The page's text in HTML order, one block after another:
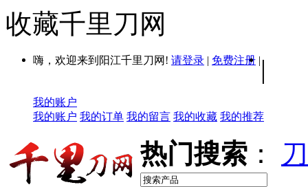
收藏千里刀网
嗨，欢迎来到阳江千里刀网! 请登录 | 免费注册 | |
我的账户
我的账户 我的订单 我的留言 我的收藏 我的推荐
热门搜索 ：